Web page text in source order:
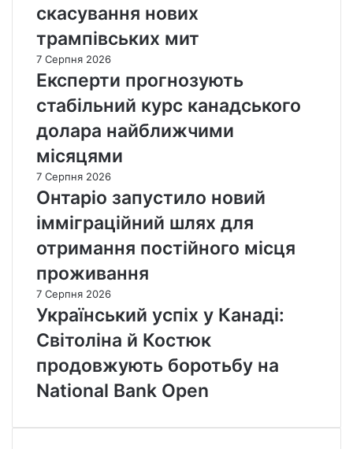
скасування нових
трампівських мит
7 Серпня 2026
Експерти прогнозують
стабільний курс канадського
долара найближчими
місяцями
7 Серпня 2026
Онтаріо запустило новий
імміграційний шлях для
отримання постійного місця
проживання
7 Серпня 2026
Український успіх у Канаді:
Світоліна й Костюк
продовжують боротьбу на
National Bank Open